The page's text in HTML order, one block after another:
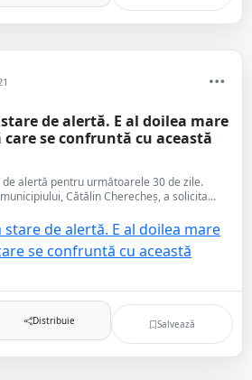
de alertă. E al doilea mare
se confruntă cu această
alertă pentru următoarele 30 de zile.
Cătălin Cherecheș, a solicita...
Distribuie Salvează